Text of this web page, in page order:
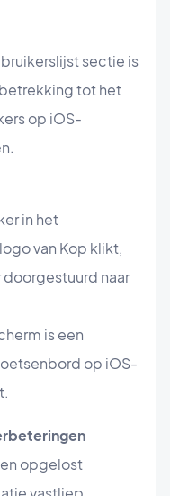
sectie is
tot het
op iOS-
in het
van Kop klikt,
naar
is een
op iOS-
opgelost